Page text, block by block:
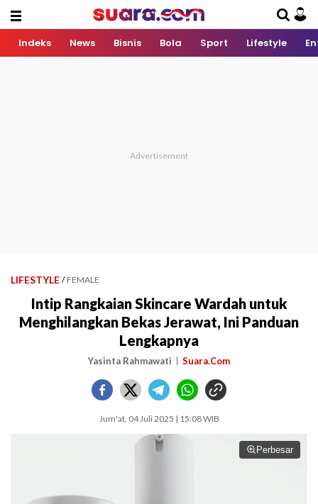
Indeks News Bisnis Bola Sport Lifestyle
LIFESTYLE / FEMALE
Intip Rangkaian Skincare Wardah untuk
Menghilangkan Bekas Jerawat, Ini Panduan
Lengkapnya
Yasinta Rahmawati Suara.Com
Jum'at, 04 Juli 2025 | 15:08 WIB
Perbesar